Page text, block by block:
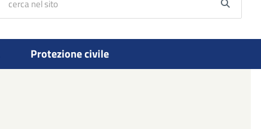
Protezione civile